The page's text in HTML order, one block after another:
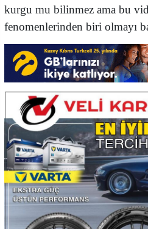
kurgu mu bilinmez ama bu
fenomenlerinden biri olmayı